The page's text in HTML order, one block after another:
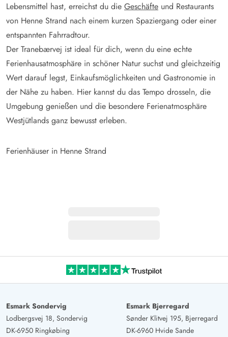
Lebensmittel hast, erreichst du die Geschäfte und Restaurants
von Henne Strand nach einem kurzen Spaziergang oder einer
entspannten Fahrradtour.
Der Tranebærvej ist ideal für dich, wenn du eine echte
Ferienhausatmosphäre in schöner Natur suchst und gleichzeitig
Wert darauf legst, Einkaufsmöglichkeiten und Gastronomie in
der Nähe zu haben. Hier kannst du das Tempo drosseln, die
Umgebung genießen und die besondere Ferienatmosphäre
Westjütlands ganz bewusst erleben.
Ferienhäuser in Henne Strand
Esmark Sondervig
Lodbergsvej 18, Sondervig
DK-6950 Ringkøbing
Esmark Bjerregard
Sønder Klitvej 195, Bjerregard
DK-6960 Hvide Sande